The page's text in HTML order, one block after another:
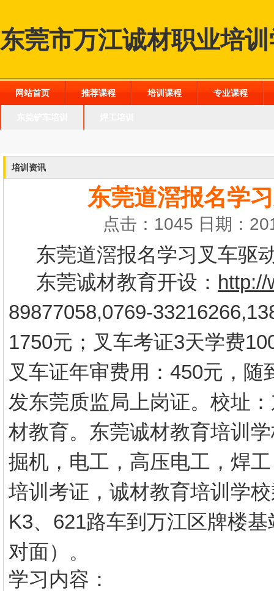
东莞市万江诚材职业培
网站首页 推荐课程 培训课程 专业课程
培训资讯
东莞道滘报名学
点击：1045 日期：
东莞道滘报名学习叉车驱
东莞诚材教育开设： http://
89877058,0769-
1750元；叉车考证3天学费
叉车证年审费用：450元，
发东莞质监局上岗证。校址
材教育。东莞诚材教育培训
掘机，电工，高压电工，焊
培训考证，诚材教育培训学
K3、621路车到万江区牌楼
对面）。
学习内容：